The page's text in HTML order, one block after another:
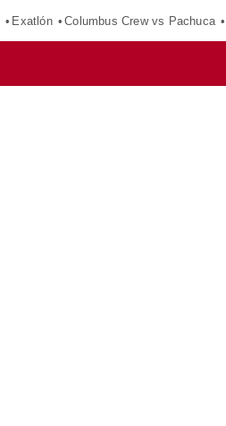
Exatlón Columbus Crew vs Pachuca